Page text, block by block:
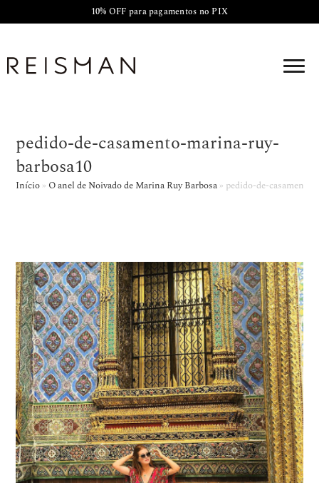
10% OFF para pagamentos no PIX
pedido-de-casamento-marina-ruy-
barbosa10
Início » O anel de Noivado de Marina Ruy Barbosa » pedido-de-